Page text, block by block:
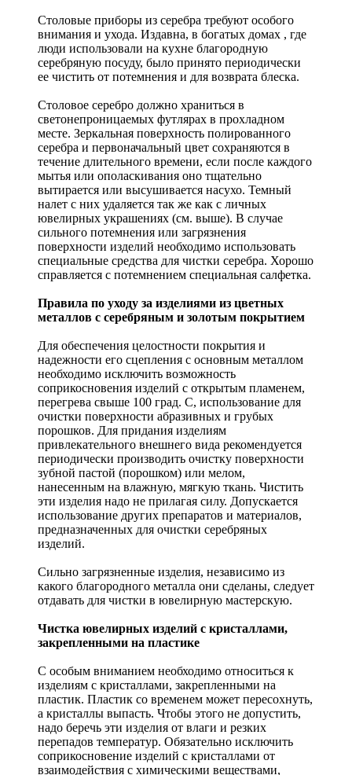
Столовые приборы из серебра требуют особого
внимания и ухода. Издавна, в богатых домах , где
люди использовали на кухне благородную
серебряную посуду, было принято периодически
ее чистить от потемнения и для возврата блеска.
Столовое серебро должно храниться в
светонепроницаемых футлярах в прохладном
месте. Зеркальная поверхность полированного
серебра и первоначальный цвет сохраняются в
течение длительного времени, если после каждого
мытья или ополаскивания оно тщательно
вытирается или высушивается насухо. Темный
налет с них удаляется так же как с личных
ювелирных украшениях (см. выше). В случае
сильного потемнения или загрязнения
поверхности изделий необходимо использовать
специальные средства для чистки серебра. Хорошо
справляется с потемнением специальная салфетка.
Правила по уходу за изделиями из цветных
металлов с серебряным и золотым покрытием
Для обеспечения целостности покрытия и
надежности его сцепления с основным металлом
необходимо исключить возможность
соприкосновения изделий с открытым пламенем,
перегрева свыше 100 град. С, использование для
очистки поверхности абразивных и грубых
порошков. Для придания изделиям
привлекательного внешнего вида рекомендуется
периодически производить очистку поверхности
зубной пастой (порошком) или мелом,
нанесенным на влажную, мягкую ткань. Чистить
эти изделия надо не прилагая силу. Допускается
использование других препаратов и материалов,
предназначенных для очистки серебряных
изделий.
Сильно загрязненные изделия, независимо из
какого благородного металла они сделаны, следует
отдавать для чистки в ювелирную мастерскую.
Чистка ювелирных изделий с кристаллами,
закрепленными на пластике
С особым вниманием необходимо относиться к
изделиям с кристаллами, закрепленными на
пластик. Пластик со временем может пересохнуть,
а кристаллы выпасть. Чтобы этого не допустить,
надо беречь эти изделия от влаги и резких
перепадов температур. Обязательно исключить
соприкосновение изделий с кристаллами от
взаимодействия с химическими веществами,